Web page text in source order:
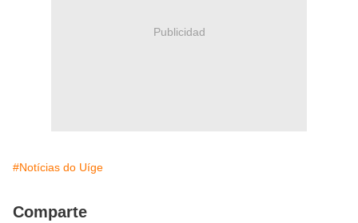
Publicidad
#Notícias do Uíge
Comparte